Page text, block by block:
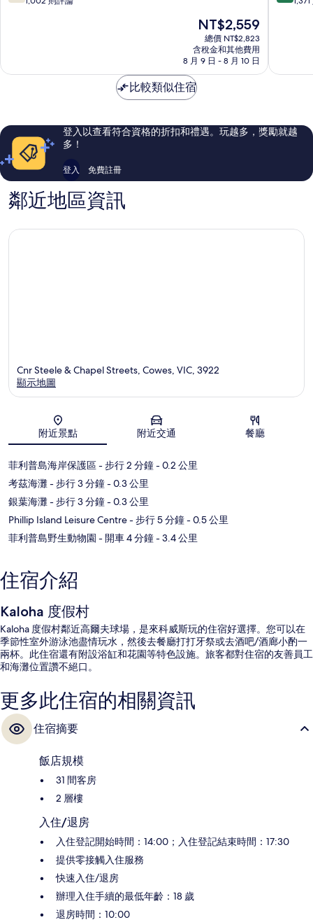
錯
評
論
現
在
價
格
為
NT$2,559
總價 NT$2,823
含稅金和其他費用
8 月 9 日 - 8 月 10 日
夠
評
論
比較類似住宿
登入以查看符合資格的折扣和禮遇。玩越多，獎勵就越
多！
登入 免費註冊
鄰近地區資訊
地圖
Cnr Steele & Chapel Streets, Cowes, VIC, 3922
顯示地圖
附近景點 附近交通 餐廳
菲利普島海岸保護區- 步行 2 分鐘- 0.2 公里
考茲海灘- 步行 3 分鐘- 0.3 公里
銀葉海灘- 步行 3 分鐘- 0.3 公里
Phillip Island Leisure Centre- 步行 5 分鐘- 0.5 公里
菲利普島野生動物園 - 開車 4 分鐘- 3.4 公里
住宿介紹
Kaloha 度假村
Kaloha 度假村鄰近高爾夫球場，是來科威斯玩的住宿好選擇。您可以在
季節性室外游泳池盡情玩水，然後去餐廳打打牙祭或去酒吧/酒廊小酌一
兩杯。此住宿還有附設浴缸和花園等特色設施。旅客都對住宿的友善員工
和海灘位置讚不絕口。
更多此住宿的相關資訊
住宿摘要
飯店規模
31 間客房
2 層樓
入住/退房
入住登記開始時間：14:00；入住登記結束時間：17:30
提供零接觸入住服務
快速入住/退房
辦理入住手續的最低年齡：18 歲
退房時間：10:00